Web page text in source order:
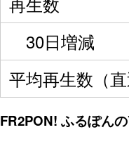
30日増減
平均再生数（直
FR2PON! ふるぽん